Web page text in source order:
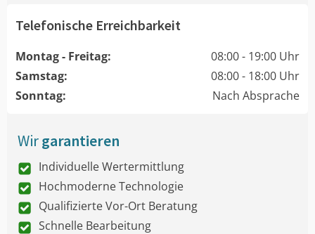
Telefonische Erreichbarkeit
Montag - Freitag:
08:00 - 19:00 Uhr
Samstag:
08:00 - 18:00 Uhr
Sonntag:
Nach Absprache
Wirgarantieren
Individuelle Wertermittlung
Hochmoderne Technologie
Qualifizierte Vor-Ort Beratung
Schnelle Bearbeitung